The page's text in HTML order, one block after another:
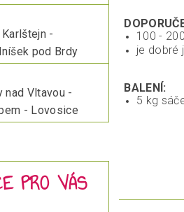
-
pod Brdy
nad Vltavou -
- Lovosice
PRO VÁS
100 -
je dobré
BALENÍ:
5 kg